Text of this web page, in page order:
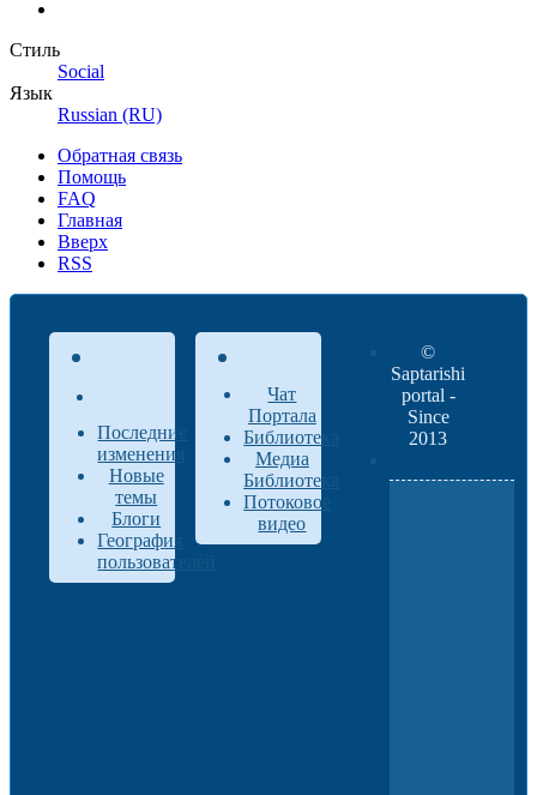
Стиль
Social
Язык
Russian (RU)
Обратная связь
Помощь
FAQ
Главная
Вверх
RSS
Последние
изменения
Новые
темы
Блоги
География
пользователей
Чат
Портала
Библиотека
Медиа
Библиотека
Потоковое
видео
©
Saptarishi
portal -
Since
2013